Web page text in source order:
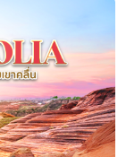
ดอส – ทะเลทรายเ
เขตท่องเที่ยวเจงกิ
ามบินออร์ดอส – สน
ลาเพิ่มเติม